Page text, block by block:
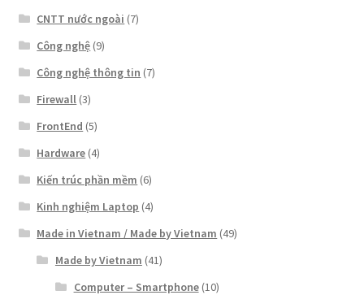
CNTT nước ngoài (7)
Công nghệ (9)
Công nghệ thông tin (7)
Firewall (3)
FrontEnd (5)
Hardware (4)
Kiến trúc phần mềm (6)
Kinh nghiệm Laptop (4)
Made in Vietnam / Made by Vietnam (49)
Made by Vietnam (41)
Computer – Smartphone(10)